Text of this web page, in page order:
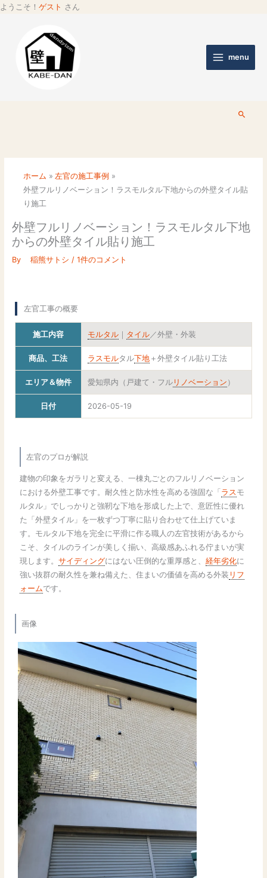
ようこそ！ ゲスト さん
menu
検
ホーム
左官の施工事例
外壁フルリノベーション！ラスモルタル下地からの外壁タイル貼
り施工
外壁フルリノベーション！ラスモルタル下地
からの外壁タイル貼り施工
By 稲熊サトシ / 1件のコメント
左官工事の概要
施工内容 モルタル｜ タイル／外壁・外装
商品、工法 ラスモルタル下地＋外壁タイル貼り工法
エリア＆物件 愛知県内（戸建て・フルリノベーション ）
日付 2026-05-19
左官のプロが解説
建物の印象をガラリと変える、一棟丸ごとのフルリノベーション
における外壁工事です。耐久性と防水性を高める強固な「 ラスモ
ルタル」でしっかりと強靭な下地を形成した上で、意匠性に優れ
た「外壁タイル」を一枚ずつ丁寧に貼り合わせて仕上げていま
す。モルタル下地を完全に平滑に作る職人の左官技術があるから
こそ、タイルのラインが美しく揃い、高級感あふれる佇まいが実
現します。 サイディングにはない圧倒的な重厚感と、 経年劣化に
強い抜群の耐久性を兼ね備えた、住まいの価値を高める外装 リフ
ォームです。
画像